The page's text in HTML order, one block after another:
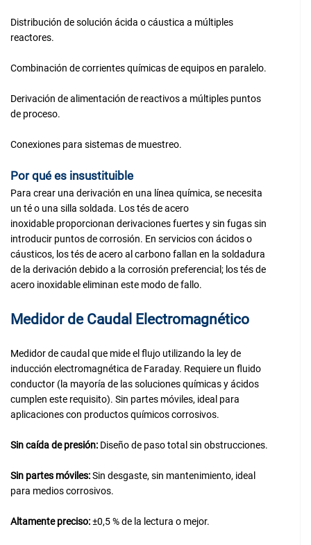
Distribución de solución ácida o cáustica a múltiples
reactores.
Combinación de corrientes químicas de equipos en paralelo.
Derivación de alimentación de reactivos a múltiples puntos
de proceso.
Conexiones para sistemas de muestreo.
Por qué es insustituible
Para crear una derivación en una línea química, se necesita
un té o una silla soldada. Los tés de acero
inoxidable proporcionan derivaciones fuertes y sin fugas sin
introducir puntos de corrosión. En servicios con ácidos o
cáusticos, los tés de acero al carbono fallan en la soldadura
de la derivación debido a la corrosión preferencial; los tés de
acero inoxidable eliminan este modo de fallo.
Medidor de Caudal Electromagnético
Medidor de caudal que mide el flujo utilizando la ley de
inducción electromagnética de Faraday. Requiere un fluido
conductor (la mayoría de las soluciones químicas y ácidos
cumplen este requisito). Sin partes móviles, ideal para
aplicaciones con productos químicos corrosivos.
Sin caída de presión: Diseño de paso total sin obstrucciones.
Sin partes móviles:Sin desgaste, sin mantenimiento, ideal
para medios corrosivos.
Altamente preciso:±0,5 % de la lectura o mejor.